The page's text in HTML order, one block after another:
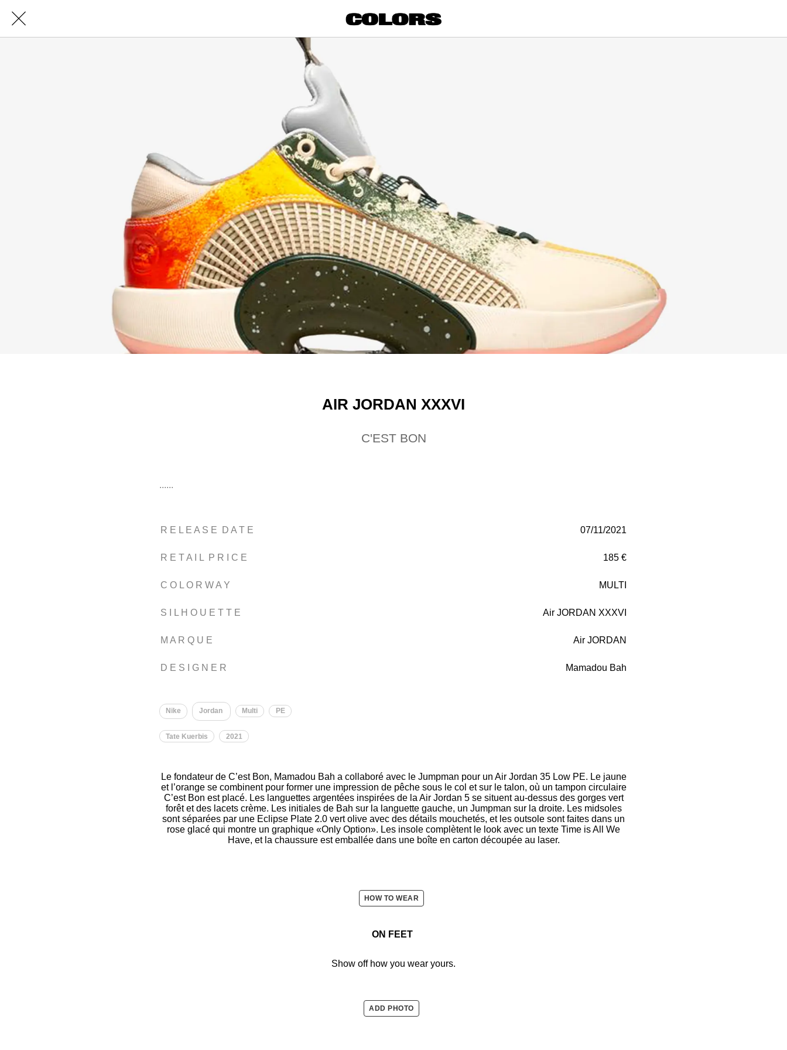
AIR JORDAN XXXVI
C'EST BON
......
R E L E A S E D A T E 07/11/2021
R E T A I L P R I C E 185 €
C O L O R W A Y MULTI
S I L H O U E T T E Air JORDAN XXXVI
M A R Q U E Air JORDAN
D E S I G N E R Mamadou Bah
Nike Jordan Multi PE
Tate Kuerbis 2021
Le fondateur de C’est Bon, Mamadou Bah a collaboré avec le Jumpman pour un Air Jordan 35 Low PE. Le jaune
et l’orange se combinent pour former une impression de pêche sous le col et sur le talon, où un tampon circulaire
C’est Bon est placé. Les languettes argentées inspirées de la Air Jordan 5 se situent au-dessus des gorges vert
forêt et des lacets crème. Les initiales de Bah sur la languette gauche, un Jumpman sur la droite. Les midsoles
sont séparées par une Eclipse Plate 2.0 vert olive avec des détails mouchetés, et les outsole sont faites dans un
rose glacé qui montre un graphique «Only Option». Les insole complètent le look avec un texte Time is All We
Have, et la chaussure est emballée dans une boîte en carton découpée au laser.
HOW TO WEAR
ON FEET
Show off how you wear yours.
ADD PHOTO